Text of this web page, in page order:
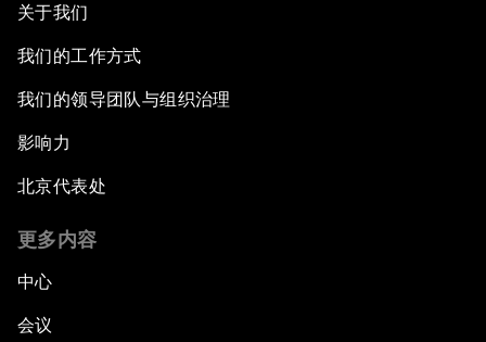
关于我们
我们的工作方式
我们的领导团队与组织治理
影响力
北京代表处
更多内容
中心
会议